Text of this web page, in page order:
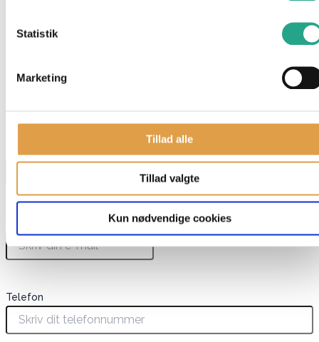
Statistik
Marketing
Tillad alle
Tillad valgte
Kun nødvendige cookies
Indhold 14 dele
" indikerer påkrævede felter
Telefon